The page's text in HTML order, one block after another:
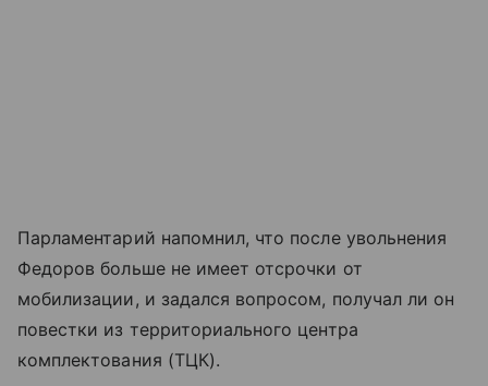
Парламентарий напомнил, что после увольнения
Федоров больше не имеет отсрочки от
мобилизации, и задался вопросом, получал ли он
повестки из территориального центра
комплектования (ТЦК).